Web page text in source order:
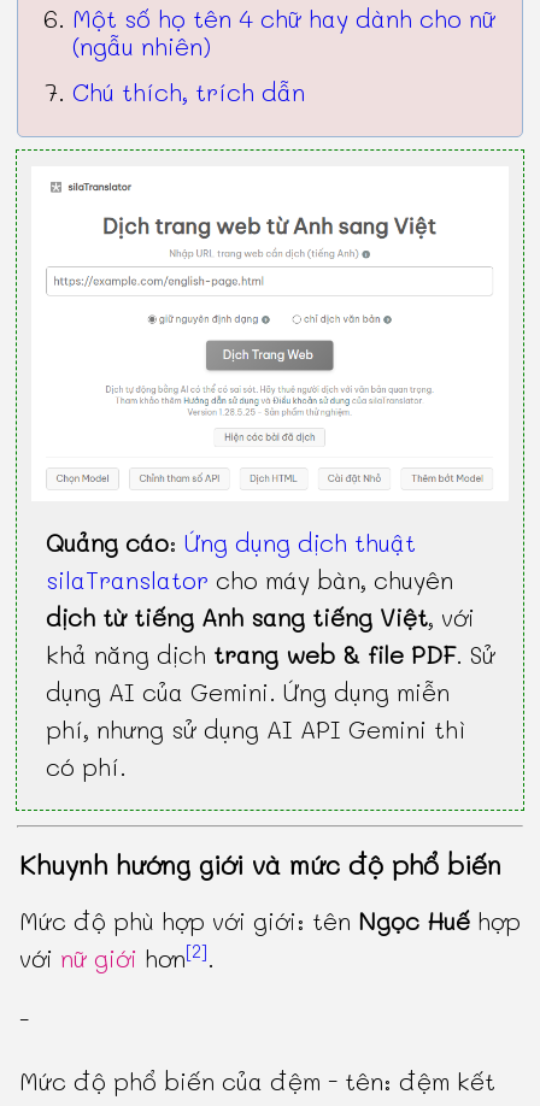
Một số họ tên 4 chữ hay dành cho nữ
(ngẫu nhiên)
Chú thích, trích dẫn
Quảng cáo:Ứng dụng dịch thuật
silaTranslator cho máy bàn, chuyên
dịch từ tiếng Anh sang tiếng Việt, với
khả năng dịch trang web & file PDF. Sử
dụng AI của Gemini. Ứng dụng miễn
phí, nhưng sử dụng AI API Gemini thì
có phí.
Khuynh hướng giới và mức độ phổ biến
Mức độ phù hợp với giới: tên Ngọc Huế hợp
với nữ giới hơn[2].
-
Mức độ phổ biến của đệm - tên: đệm kết